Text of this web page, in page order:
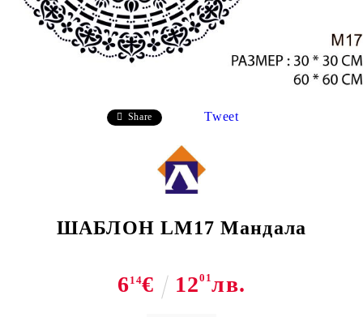
Share Tweet
ШАБЛОН LM17 Мандала
614€ 1201лв.